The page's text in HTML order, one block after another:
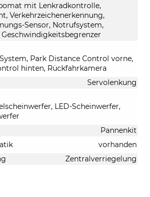
mit Lenkradkontrolle,
Verkehrzeichenerkennung,
Sensor, Notrufsystem,
Park Distance Control vorne,
hinten, Rückfahrkamera
Servolenkung
LED-Scheinwerfer,
Pannenkit
vorhanden
Zentralverriegelung